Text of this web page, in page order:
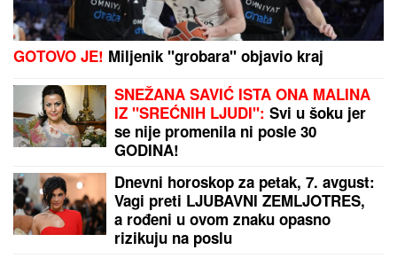
GOTOVO JE! Miljenik "grobara" objavio kraj
SNEŽANA SAVIĆ ISTA ONA MALINA
IZ "SREĆNIH LJUDI": Svi u šoku jer
se nije promenila ni posle 30
GODINA!
Dnevni horoskop za petak, 7. avgust:
Vagi preti LJUBAVNI ZEMLJOTRES,
a rođeni u ovom znaku opasno
rizikuju na poslu